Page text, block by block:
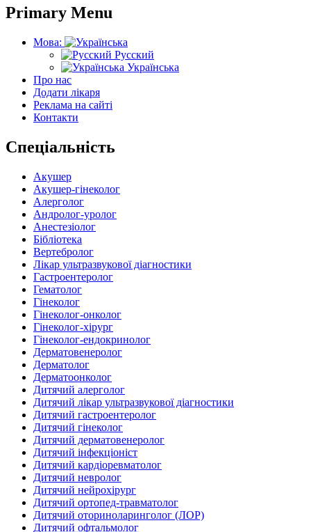
Primary Menu
Мова:
Русский
Українська
Про нас
Додати лікаря
Реклама на сайті
Контакти
Спеціальність
Акушер
Акушер-гінеколог
Алерголог
Андролог-уролог
Анестезіолог
Бібліотека
Вертебролог
Лікар ультразвукової діагностики
Гастроентеролог
Гематолог
Гінеколог
Гінеколог-онколог
Гінеколог-хірург
Гінеколог-ендокринолог
Дерматовенеролог
Дерматолог
Дерматоонколог
Дитячий алерголог
Дитячий лікар ультразвукової діагностики
Дитячий гастроентеролог
Дитячий гінеколог
Дитячий дерматовенеролог
Дитячий інфекціоніст
Дитячий кардіоревматолог
Дитячий невролог
Дитячий нейрохірург
Дитячий ортопед-травматолог
Дитячий оториноларинголог (ЛОР)
Дитячий офтальмолог